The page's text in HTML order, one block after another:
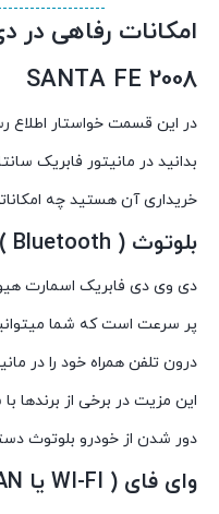
امکانات رفاهی در
SANTA FE 2008
در این قسمت خواستار
خریداری آن هستید چه
بلوتوث ( Bluetooth )
پر سرعت است که شما
درون تلفن همراه خود را در
این مزیت در برخی از برندها
دور شدن از خودرو بلوتوث
وای فای ( WI-FI یا WLAN )